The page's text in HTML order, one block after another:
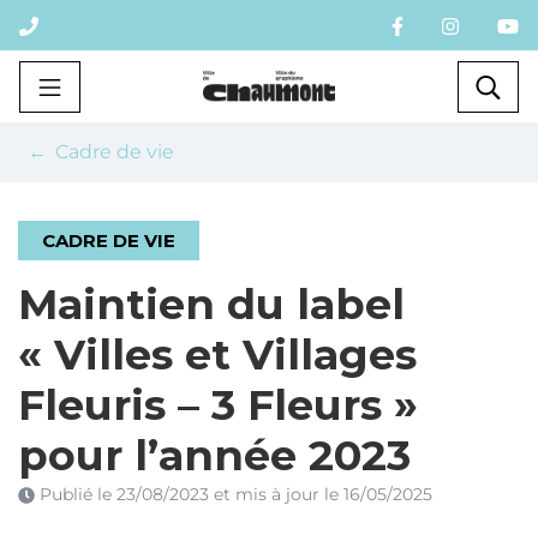
Aller
au
contenu
Chaumont
Cadre de vie
CADRE DE VIE
Maintien du label
« Villes et Villages
Fleuris – 3 Fleurs »
pour l’année 2023
Publié le 23/08/2023 et mis à jour le 16/05/2025